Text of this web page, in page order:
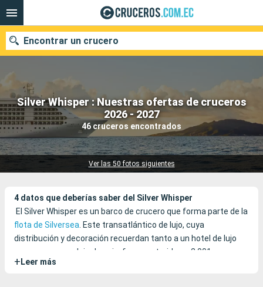
Silver Whisper : Nuestras ofertas de cruceros
2026 - 2027
46 cruceros encontrados
Ver las 50 fotos siguientes
Encontrar un crucero
Nuestros destinos
Fecha de salida
Puertos Compañías
4 datos que deberías saber del Silver Whisper
El Silver Whisper es un barco de crucero que forma parte de la
flota de Silversea. Este transatlántico de lujo, cuya
distribución y decoración recuerdan tanto a un hotel de lujo
como a un complejo de ocio, fue construido en 2.001 y
remodelado en 2.018. Su barco hermano es el Silver Shadow.
+ Leer más